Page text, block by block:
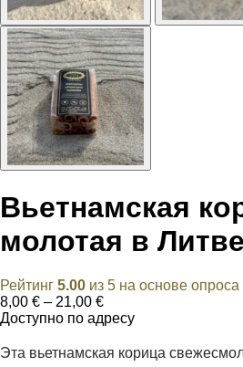
Вьетнамская
молотая в Литве
Рейтинг 5.00 из 5 на основе опроса
8,00 € – 21,00 €Диапазон
цен:
–
Доступно по адресу
Эта вьетнамская корица